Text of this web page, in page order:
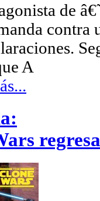
de
contra
A